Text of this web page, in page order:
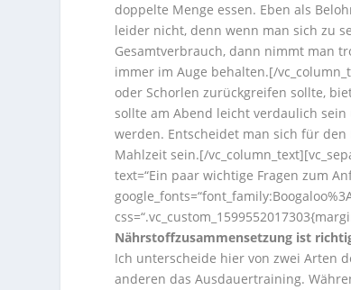
doppelte Menge essen. Eben als
leider nicht, denn wenn man sich zu
Gesamtverbrauch, dann nimmt man
immer im Auge behalten.[/
oder Schorlen zurückgreifen sollte,
sollte am Abend leicht verdaulich
werden. Entscheidet man sich für
Mahlzeit sein.[/
text=“Ein paar wichtige Fragen zum
Nährstoffzusammensetzung ist
Ich unterscheide hier von zwei Arten
anderen das Ausdauertraining.